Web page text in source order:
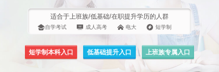
适合于上班族/低基础/在职提升学历的人群
自学考试 成人高考 电大 短学制
短学制本科入口 低基础提升入口 上班族专属入口